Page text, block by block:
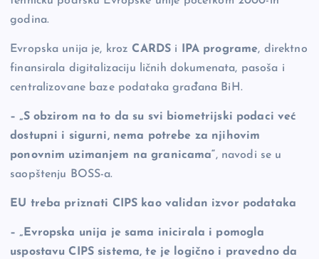
godina.
Evropska unija je, krozCARDS i IPA programe, direktno
finansirala digitalizaciju ličnih dokumenata, pasoša i
centralizovane baze podataka građana BiH.
– „S obzirom na to da su svi biometrijski podaci već
dostupni i sigurni, nema potrebe za njihovim
ponovnim uzimanjem na granicama“, navodi se u
saopštenju BOSS-a.
EU treba priznati CIPS kao validan izvor podataka
– „Evropska unija je sama inicirala i pomogla
uspostavu CIPS sistema, te je logično i pravedno da